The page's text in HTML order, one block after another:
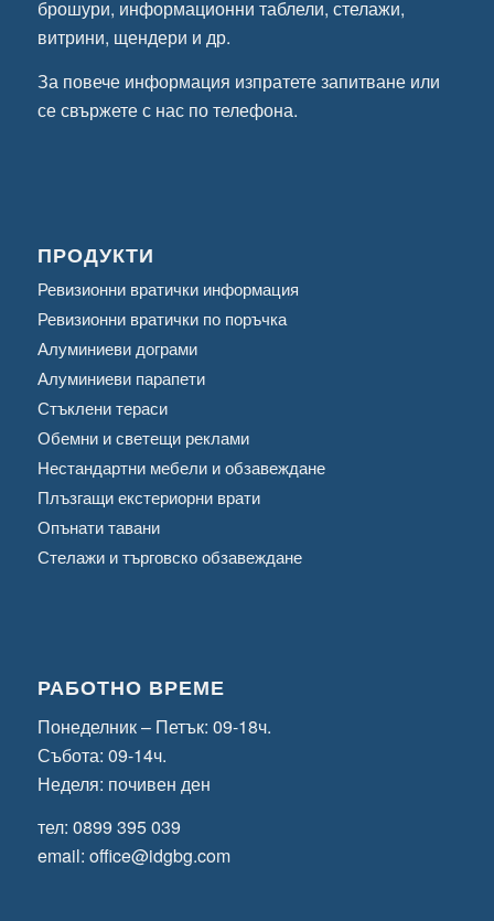
брошури, информационни таблели, стелажи,
витрини, щендери и др.
За повече информация изпратете запитванеили
се свържете с нас по телефона.
ПРОДУКТИ
Ревизионни вратички информация
Ревизионни вратички по поръчка
Алуминиеви дограми
Алуминиеви парапети
Стъклени тераси
Обемни и светещи реклами
Нестандартни мебели и обзавеждане
Плъзгащи екстериорни врати
Опънати тавани
Стелажи и търговско обзавеждане
РАБОТНО ВРЕМЕ
Понеделник – Петък: 09-18ч.
Събота: 09-14ч.
Неделя: почивен ден
тел: 0899 395 039
email: office@idgbg.com